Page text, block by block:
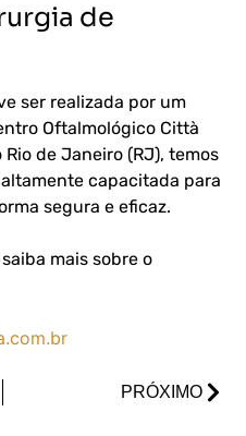
de
ser realizada por um
Oftalmológico Città
de Janeiro (RJ), temos
capacitada para
segura e eficaz.
mais sobre o
PRÓXIMO